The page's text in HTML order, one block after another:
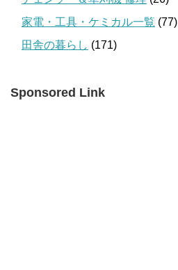
家電・工具・ケミカル一覧 (77)
田舎の暮らし (171)
Sponsored Link